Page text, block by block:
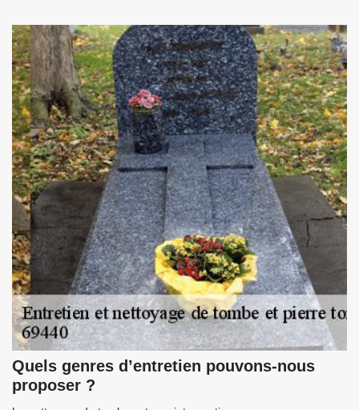
Quels genres d’entretien pouvons-nous
proposer ?